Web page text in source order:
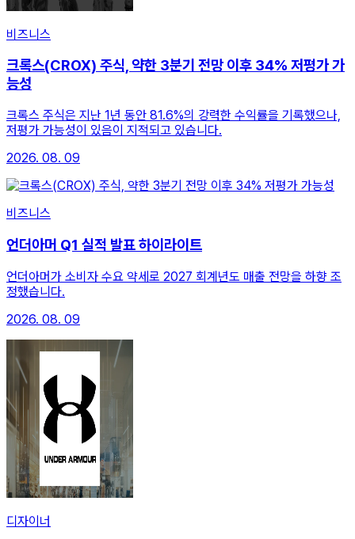
비즈니스
크록스(CROX) 주식, 약한 3분기 전망 이후 34% 저평가 가
능성
크록스 주식은 지난 1년 동안 81.6%의 강력한 수익률을 기록했으나,
저평가 가능성이 있음이 지적되고 있습니다.
2026. 08. 09
비즈니스
언더아머 Q1 실적 발표 하이라이트
언더아머가 소비자 수요 약세로 2027 회계년도 매출 전망을 하향 조
정했습니다.
2026. 08. 09
디자이너